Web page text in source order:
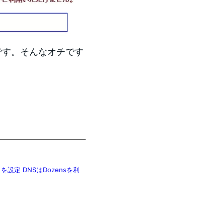
。そんなオチです
設定 DNSはDozensを利